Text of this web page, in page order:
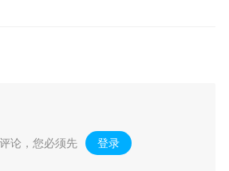
论，您必须先 登录 。